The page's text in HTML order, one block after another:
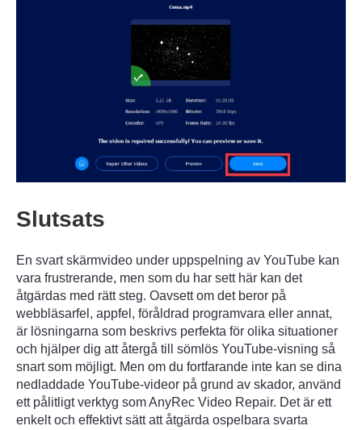
Slutsats
En svart skärmvideo under uppspelning av YouTube kan
vara frustrerande, men som du har sett här kan det
åtgärdas med rätt steg. Oavsett om det beror på
webbläsarfel, appfel, föråldrad programvara eller annat,
är lösningarna som beskrivs perfekta för olika situationer
och hjälper dig att återgå till sömlös YouTube-visning så
snart som möjligt. Men om du fortfarande inte kan se dina
nedladdade YouTube-videor på grund av skador, använd
ett pålitligt verktyg som AnyRec Video Repair. Det är ett
enkelt och effektivt sätt att åtgärda ospelbara svarta